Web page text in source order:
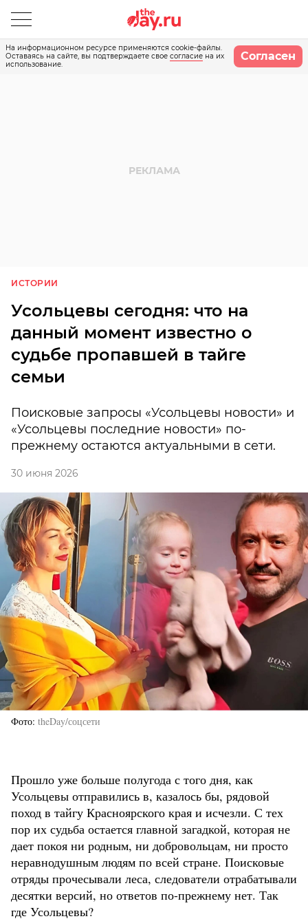
На информационном ресурсе применяются cookie-файлы.
Оставаясь на сайте, вы подтверждаете свое согласие на их
использование.
Согласен
ИСТОРИИ
Усольцевы сегодня: что на
данный момент известно о
судьбе пропавшей в тайге
семьи
Поисковые запросы «Усольцевы новости» и
«Усольцевы последние новости» по-
прежнему остаются актуальными в сети.
30 июня 2026
Фото theDay/соцсети
Прошло уже больше полугода с того дня, как
Усольцевы отправились в, казалось бы, рядовой
поход в тайгу Красноярского края и исчезли. С тех
пор их судьба остается главной загадкой, которая не
дает покоя ни родным, ни добровольцам, ни просто
неравнодушным людям по всей стране. Поисковые
отряды прочесывали леса, следователи отрабатывали
десятки версий, но ответов по-прежнему нет. Так
где Усольцевы?